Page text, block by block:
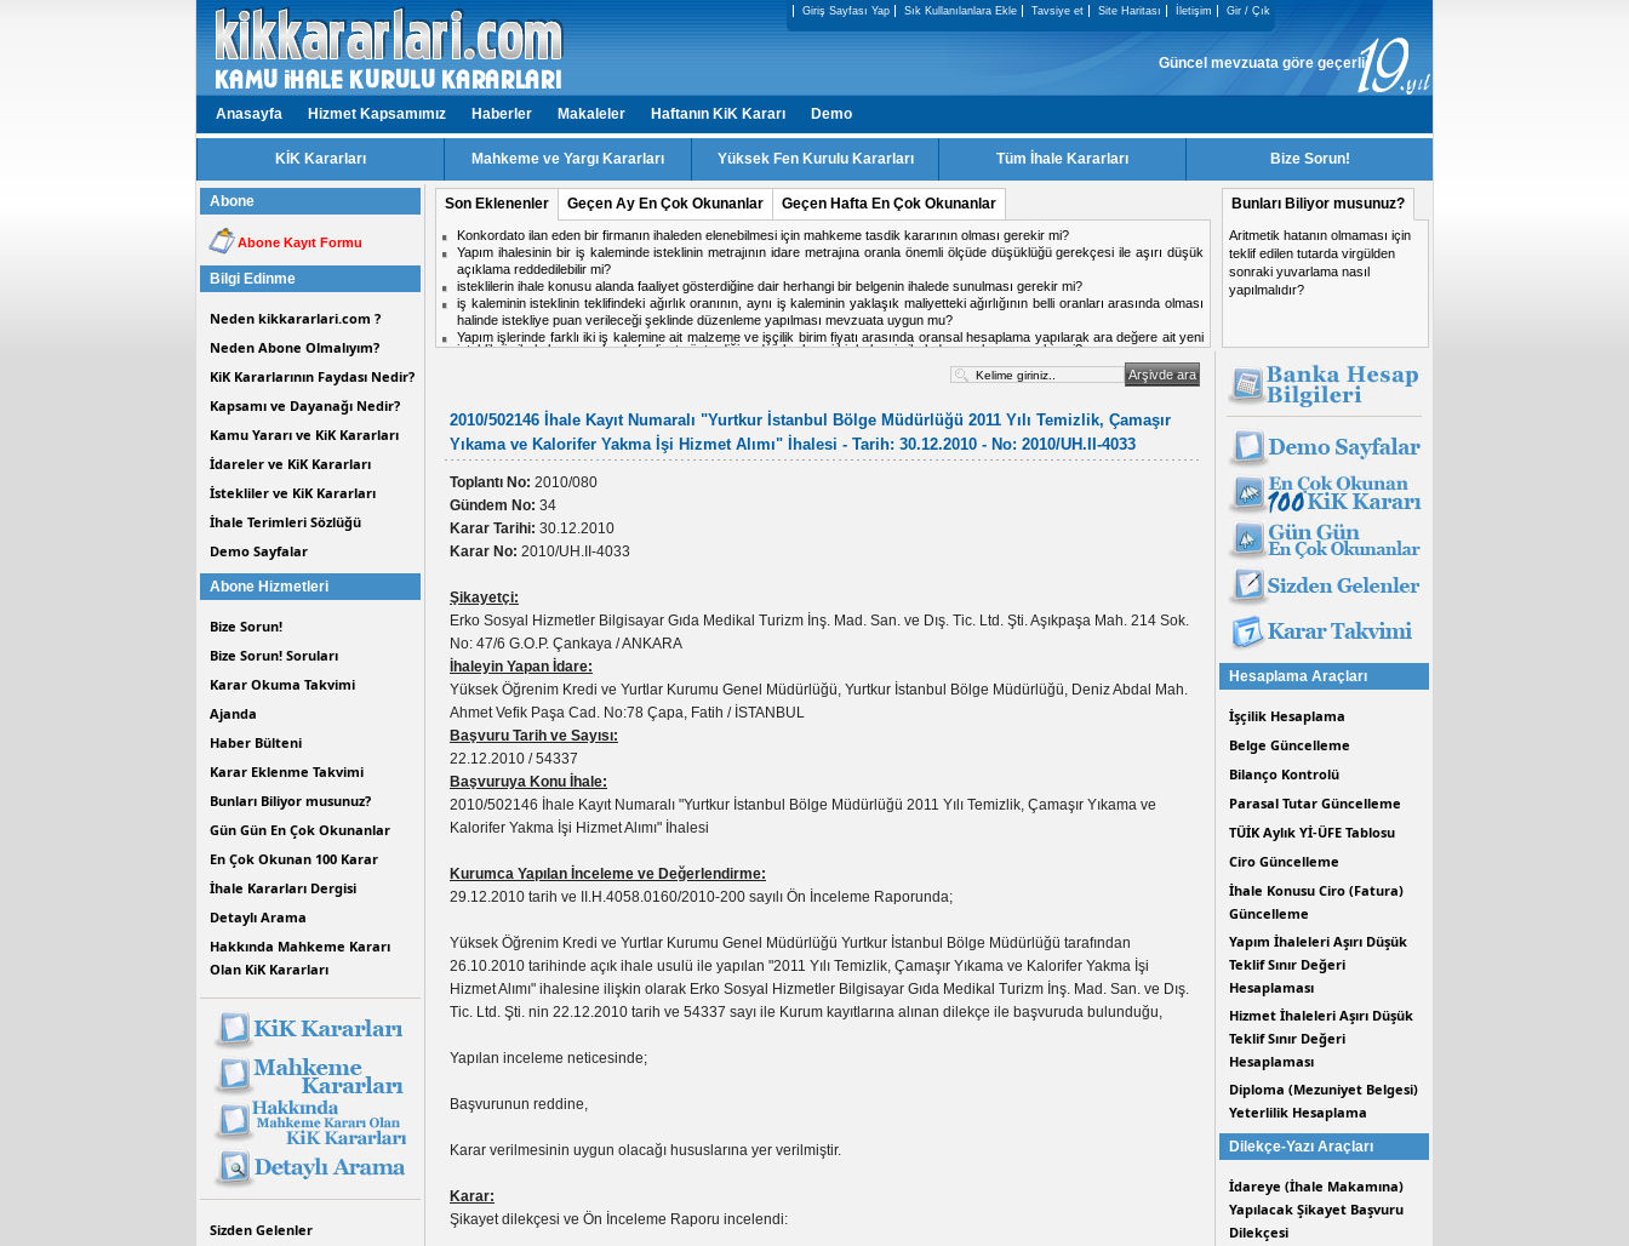
Giriş Sayfası Yap Sık Kullanılanlara Ekle Tavsiye et Site Haritası İletişim Gir / Çık
Güncel mevzuata göre geçerliği kalmayan KiK Kararları, sitemizden
Anasayfa Hizmet Kapsamımız Haberler Makaleler Haftanın KiK Kararı Demo
KİK Kararları Mahkeme ve Yargı Kararları Yüksek Fen Kurulu Kararları Tüm İhale Kararları Bize Sorun!
Abone
Abone Kayıt Formu
Bilgi Edinme
Neden kikkararlari.com ?
Neden Abone Olmalıyım?
KiK Kararlarının Faydası Nedir?
Kapsamı ve Dayanağı Nedir?
Kamu Yararı ve KiK Kararları
İdareler ve KiK Kararları
İstekliler ve KiK Kararları
İhale Terimleri Sözlüğü
Demo Sayfalar
Abone Hizmetleri
Bize Sorun!
Bize Sorun! Soruları
Karar Okuma Takvimi
Ajanda
Haber Bülteni
Karar Eklenme Takvimi
Bunları Biliyor musunuz?
Gün Gün En Çok Okunanlar
En Çok Okunan 100 Karar
İhale Kararları Dergisi
Detaylı Arama
Hakkında Mahkeme Kararı
Olan KiK Kararları
Sizden Gelenler
Son Eklenenler Geçen Ay En Çok Okunanlar Geçen Hafta En Çok Okunanlar
isteklilerin ihale konusu alanda faaliyet gösterdiğine dair herhangi bir belgenin ihalede sunulması gerekir mi?
Aynı ihalede iki firmadan birinin doküman indirmiş olduğu IP adresinden diğer firmanın da teklif vermesi yasaklanma nedeni
midir?
Hizmet işlerinde işin tamamlandığı tarih ile kabul tarihi aynı tarih olabilir mi?
ihale komisyon kararı için karşı oy kullanan üyeler gerekçesini yazması gerekir mi?
Personel taşıma ihalesinde, kesin teminat süresinin 2 yıl olarak belirlenmesi mevzuata uygun mu?
Kısmi zamanlı çalışma yapacak personel için teklif c?etvelinde ayrı satır açılabilir mi
Bunları Biliyor musunuz?
Aritmetik hatanın olmaması için
teklif edilen tutarda virgülden
sonraki yuvarlama nasıl
yapılmalıdır?
2010/502146 İhale Kayıt Numaralı "Yurtkur İstanbul Bölge Müdürlüğü 2011 Yılı Temizlik, Çamaşır
Yıkama ve Kalorifer Yakma İşi Hizmet Alımı" İhalesi - Tarih: 30.12.2010 - No: 2010/UH.II-4033
Toplantı No: 2010/080
Gündem No: 34
Karar Tarihi: 30.12.2010
Karar No: 2010/UH.II-4033
Şikayetçi:
Erko Sosyal Hizmetler Bilgisayar Gıda Medikal Turizm İnş. Mad. San. ve Dış. Tic. Ltd. Şti. Aşıkpaşa Mah. 214 Sok.
No: 47/6 G.O.P. Çankaya / ANKARA
İhaleyin Yapan İdare:
Yüksek Öğrenim Kredi ve Yurtlar Kurumu Genel Müdürlüğü, Yurtkur İstanbul Bölge Müdürlüğü, Deniz Abdal Mah.
Ahmet Vefik Paşa Cad. No:78 Çapa, Fatih / İSTANBUL
Başvuru Tarih ve Sayısı:
22.12.2010 / 54337
Başvuruya Konu İhale:
2010/502146 İhale Kayıt Numaralı "Yurtkur İstanbul Bölge Müdürlüğü 2011 Yılı Temizlik, Çamaşır Yıkama ve
Kalorifer Yakma İşi Hizmet Alımı" İhalesi
Kurumca Yapılan İnceleme ve Değerlendirme:
29.12.2010 tarih ve II.H.4058.0160/2010-200 sayılı Ön İnceleme Raporunda;
Yüksek Öğrenim Kredi ve Yurtlar Kurumu Genel Müdürlüğü Yurtkur İstanbul Bölge Müdürlüğü tarafından
26.10.2010 tarihinde açık ihale usulü ile yapılan "2011 Yılı Temizlik, Çamaşır Yıkama ve Kalorifer Yakma İşi
Hizmet Alımı" ihalesine ilişkin olarak Erko Sosyal Hizmetler Bilgisayar Gıda Medikal Turizm İnş. Mad. San. ve Dış.
Tic. Ltd. Şti. nin 22.12.2010 tarih ve 54337 sayı ile Kurum kayıtlarına alınan dilekçe ile başvuruda bulunduğu,
Yapılan inceleme neticesinde;
Başvurunun reddine,
Karar verilmesinin uygun olacağı hususlarına yer verilmiştir.
Karar:
Şikayet dilekçesi ve Ön İnceleme Raporu incelendi:
Hesaplama Araçları
İşçilik Hesaplama
Belge Güncelleme
Bilanço Kontrolü
Parasal Tutar Güncelleme
TÜİK Aylık Yİ-ÜFE Tablosu
Ciro Güncelleme
İhale Konusu Ciro (Fatura)
Güncelleme
Yapım İhaleleri Aşırı Düşük
Teklif Sınır Değeri
Hesaplaması
Hizmet İhaleleri Aşırı Düşük
Teklif Sınır Değeri
Hesaplaması
Diploma (Mezuniyet Belgesi)
Yeterlilik Hesaplama
Dilekçe-Yazı Araçları
İdareye (İhale Makamına)
Yapılacak Şikayet Başvuru
Dilekçesi